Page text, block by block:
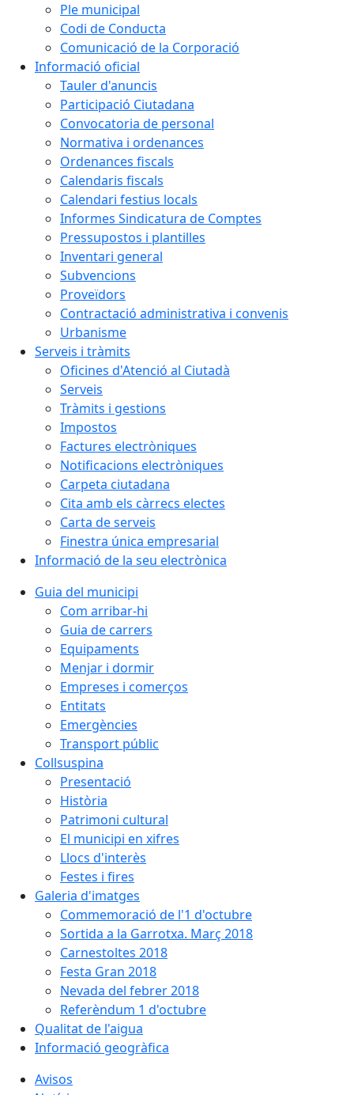
Ple municipal
Codi de Conducta
Comunicació de la Corporació
Informació oficial
Tauler d'anuncis
Participació Ciutadana
Convocatoria de personal
Normativa i ordenances
Ordenances fiscals
Calendaris fiscals
Calendari festius locals
Informes Sindicatura de Comptes
Pressupostos i plantilles
Inventari general
Subvencions
Proveïdors
Contractació administrativa i convenis
Urbanisme
Serveis i tràmits
Oficines d'Atenció al Ciutadà
Serveis
Tràmits i gestions
Impostos
Factures electròniques
Notificacions electròniques
Carpeta ciutadana
Cita amb els càrrecs electes
Carta de serveis
Finestra única empresarial
Informació de la seu electrònica
Guia del municipi
Com arribar-hi
Guia de carrers
Equipaments
Menjar i dormir
Empreses i comerços
Entitats
Emergències
Transport públic
Collsuspina
Presentació
Història
Patrimoni cultural
El municipi en xifres
Llocs d'interès
Festes i fires
Galeria d'imatges
Commemoració de l'1 d'octubre
Sortida a la Garrotxa. Març 2018
Carnestoltes 2018
Festa Gran 2018
Nevada del febrer 2018
Referèndum 1 d'octubre
Qualitat de l'aigua
Informació geogràfica
Avisos